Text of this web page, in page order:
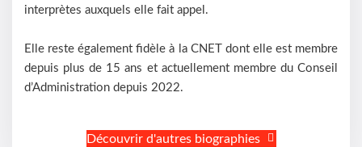
interprètes auxquels elle fait appel.
Elle reste également fidèle à la CNET dont elle est membre
depuis plus de 15 ans et actuellement membre du Conseil
d’Administration depuis 2022.
Découvrir d'autres biographies